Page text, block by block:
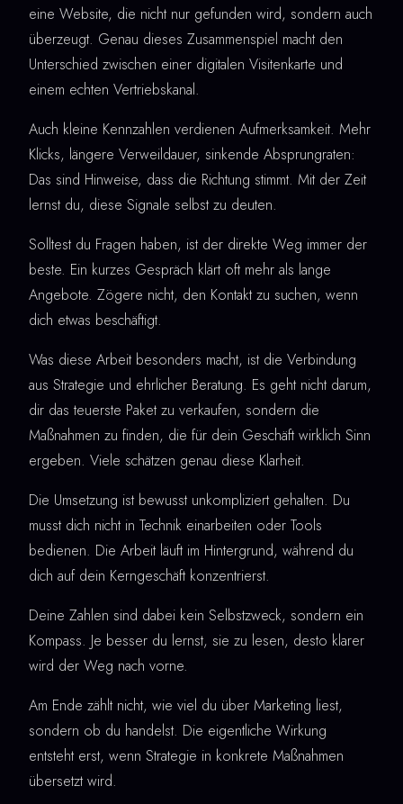
eine Website, die nicht nur gefunden wird, sondern auch
überzeugt. Genau dieses Zusammenspiel macht den
Unterschied zwischen einer digitalen Visitenkarte und
einem echten Vertriebskanal.
Auch kleine Kennzahlen verdienen Aufmerksamkeit. Mehr
Klicks, längere Verweildauer, sinkende Absprungraten:
Das sind Hinweise, dass die Richtung stimmt. Mit der Zeit
lernst du, diese Signale selbst zu deuten.
Solltest du Fragen haben, ist der direkte Weg immer der
beste. Ein kurzes Gespräch klärt oft mehr als lange
Angebote. Zögere nicht, den Kontakt zu suchen, wenn
dich etwas beschäftigt.
Was diese Arbeit besonders macht, ist die Verbindung
aus Strategie und ehrlicher Beratung. Es geht nicht darum,
dir das teuerste Paket zu verkaufen, sondern die
Maßnahmen zu finden, die für dein Geschäft wirklich Sinn
ergeben. Viele schätzen genau diese Klarheit.
Die Umsetzung ist bewusst unkompliziert gehalten. Du
musst dich nicht in Technik einarbeiten oder Tools
bedienen. Die Arbeit läuft im Hintergrund, während du
dich auf dein Kerngeschäft konzentrierst.
Deine Zahlen sind dabei kein Selbstzweck, sondern ein
Kompass. Je besser du lernst, sie zu lesen, desto klarer
wird der Weg nach vorne.
Am Ende zählt nicht, wie viel du über Marketing liest,
sondern ob du handelst. Die eigentliche Wirkung
entsteht erst, wenn Strategie in konkrete Maßnahmen
übersetzt wird.